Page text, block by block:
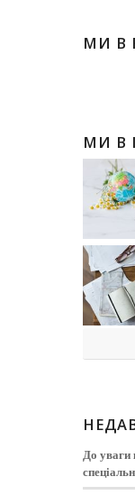
МИ В
МИ В
До уваги